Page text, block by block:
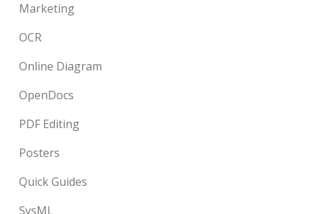
Marketing
OCR
Online Diagram
OpenDocs
PDF Editing
Posters
Quick Guides
SysML